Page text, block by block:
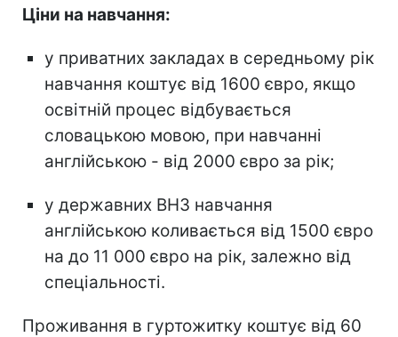
Ціни на навчання:
у приватних закладах в середньому рік
навчання коштує від 1600 євро, якщо
освітній процес відбувається
словацькою мовою, при навчанні
англійською - від 2000 євро за рік;
у державних ВНЗ навчання
англійською коливається від 1500 євро
на до 11 000 євро на рік, залежно від
спеціальності.
Проживання в гуртожитку коштує від 60